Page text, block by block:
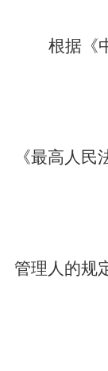
根据《
《最高人
管理人的规